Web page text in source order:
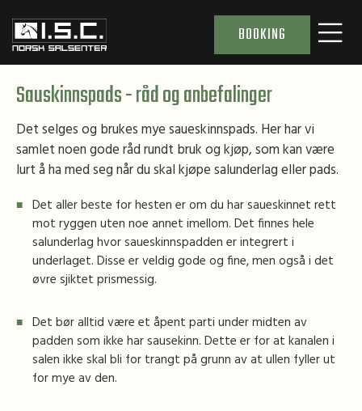
BOOKING
Sauskinnspads - råd og anbefalinger
Det selges og brukes mye saueskinnspads. Her har vi
samlet noen gode råd rundt bruk og kjøp, som kan være
lurt å ha med seg når du skal kjøpe salunderlag eller pads.
Det aller beste for hesten er om du har saueskinnet rett
mot ryggen uten noe annet imellom. Det finnes hele
salunderlag hvor saueskinnspadden er integrert i
underlaget. Disse er veldig gode og fine, men også i det
øvre sjiktet prismessig.
Det bør alltid være et åpent parti under midten av
padden som ikke har sausekinn. Dette er for at kanalen i
salen ikke skal bli for trangt på grunn av at ullen fyller ut
for mye av den.